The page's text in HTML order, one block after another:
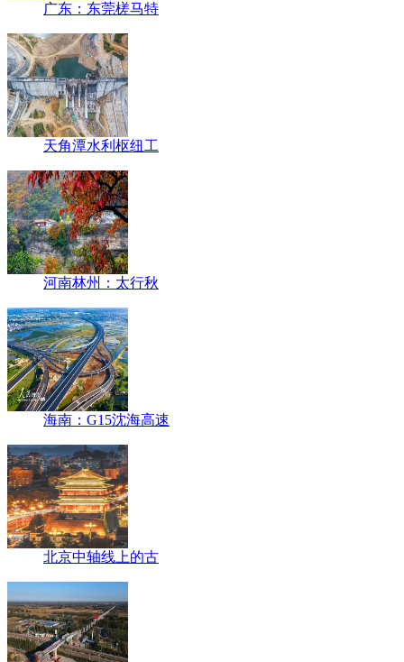
广东：东莞槎马特
天角潭水利枢纽工
河南林州：太行秋
海南：G15沈海高速
北京中轴线上的古